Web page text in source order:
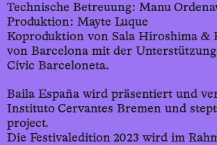
Technische Betreuung: Manu
Produktion: Mayte Luque
Koproduktion von Sala Hiroshima &
von Barcelona mit der Unterstützung
Cívic Barceloneta.
Baila España wird präsentiert und
Instituto Cervantes Bremen und
project.
Die Festivaledition 2023 wird im